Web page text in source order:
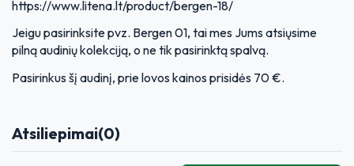
https://www.litena.lt/product/bergen-18/
Jeigu pasirinksite pvz. Bergen 01, tai mes Jums atsiųsime
pilną audinių kolekciją, o ne tik pasirinktą spalvą.
Pasirinkus šį audinį, prie lovos kainos prisidės 70 €.
Atsiliepimai(0)